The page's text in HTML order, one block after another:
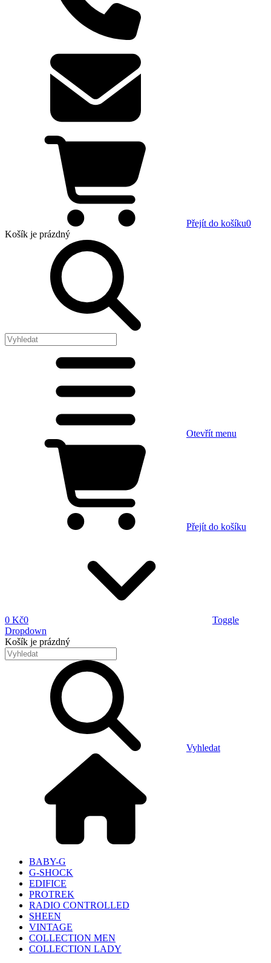
Přejít do košíku0
Košík je prázdný
Otevřít menu
Přejít do košíku
0 Kč0
Toggle
Dropdown
Košík je prázdný
Vyhledat
BABY-G
G-SHOCK
EDIFICE
PROTREK
RADIO CONTROLLED
SHEEN
VINTAGE
COLLECTION MEN
COLLECTION LADY